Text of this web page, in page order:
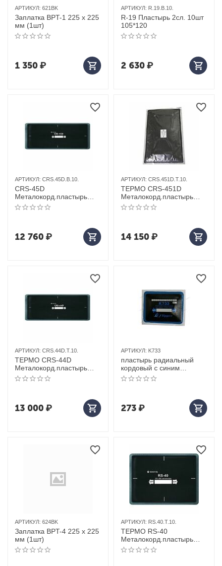
АРТИКУЛ: 621BK
Заплатка BPT-1 225 х 225
мм (1шт)
1 350₽
АРТИКУЛ: R.19.B.10.
R-19 Пластырь 2сл. 10шт
105*120
2 630₽
АРТИКУЛ: CRS.45D.B.10.
CRS-45D
Металокорд.пластырь
10шт 180*230
12 760₽
АРТИКУЛ: CRS.451D.T.10.
ТЕРМО CRS-451D
Металокорд.пластырь
10шт 180*300
14 150₽
АРТИКУЛ: CRS.44D.T.10.
ТЕРМО СRS-44D
Металокорд.пластырь
10шт 130*340
13 000₽
АРТИКУЛ: K733
пластырь радиальный
кордовый с синим
адгезивным слоем
(95*120мм (3 слоя корда),
273₽
АРТИКУЛ: 624BK
Заплатка BPT-4 225 х 225
мм (1шт)
АРТИКУЛ: RS.40.T.10.
ТЕРМО RS-40
Металокорд.пластырь
10шт 115*200